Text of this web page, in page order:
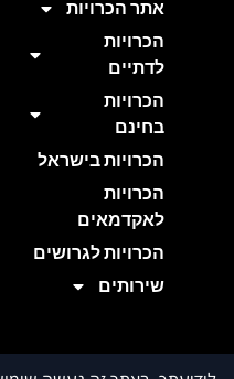
אתר הכרויות
הכרויות
לדתיים
הכרויות
בחינם
הכרויות בישראל
הכרויות
לאקדמאים
הכרויות לגרושים
שירותים